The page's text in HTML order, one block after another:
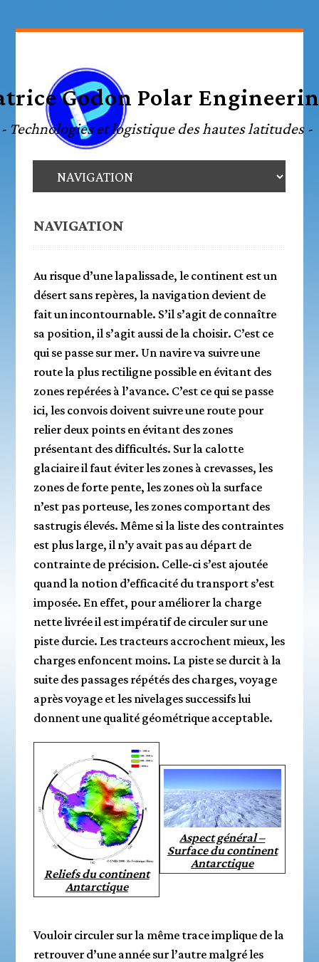
NAVIGATION
Au risque d’une lapalissade, le continent est un
désert sans repères, la navigation devient de
fait un incontournable. S’il s’agit de connaître
sa position, il s’agit aussi de la choisir. C’est ce
qui se passe sur mer. Un navire va suivre une
route la plus rectiligne possible en évitant des
zones repérées à l’avance. C’est ce qui se passe
ici, les convois doivent suivre une route pour
relier deux points en évitant des zones
présentant des difficultés. Sur la calotte
glaciaire il faut éviter les zones à crevasses, les
zones de forte pente, les zones où la surface
n’est pas porteuse, les zones comportant des
sastrugis élevés. Même si la liste des contraintes
est plus large, il n’y avait pas au départ de
contrainte de précision. Celle-ci s’est ajoutée
quand la notion d’efficacité du transport s’est
imposée. En effet, pour améliorer la charge
nette livrée il est impératif de circuler sur une
piste durcie. Les tracteurs accrochent mieux, les
charges enfoncent moins. La piste se durcit à la
suite des passages répétés des charges, voyage
après voyage et les nivelages successifs lui
donnent une qualité géométrique acceptable.
Reliefs du continent
Antarctique
Aspect général –
Surface du continent
Antarctique
Vouloir circuler sur la même trace implique de la
retrouver d’une année sur l’autre malgré les